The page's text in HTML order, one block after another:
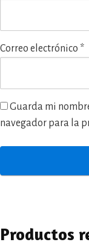
Correo electrónico *
Guarda mi
navegador para la
Productos